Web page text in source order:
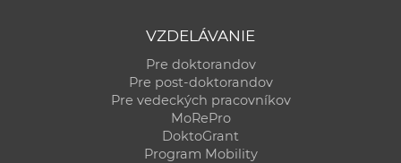
VZDELÁVANIE
Pre doktorandov
Pre post-doktorandov
Pre vedeckých pracovníkov
MoRePro
DoktoGrant
Program Mobility